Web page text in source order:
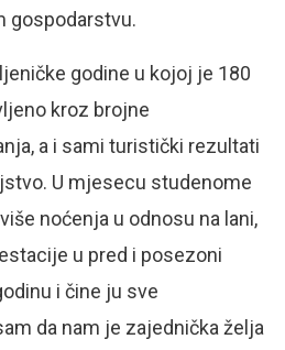
gospodarstvu.
godine u kojoj je 180
kroz brojne
a i sami turistički rezultati
U mjesecu studenome
noćenja u odnosu na lani,
u pred i posezoni
i čine ju sve
da nam je zajednička želja